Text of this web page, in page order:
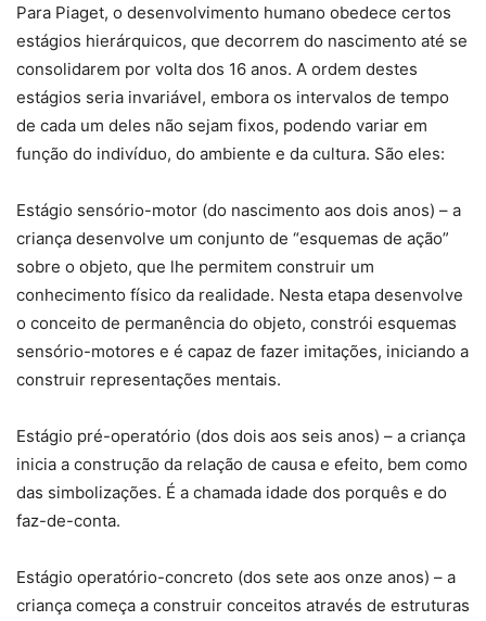
Para Piaget, o desenvolvimento humano obedece certos
estágios hierárquicos, que decorrem do nascimento até se
consolidarem por volta dos 16 anos. A ordem destes
estágios seria invariável, embora os intervalos de tempo
de cada um deles não sejam fixos, podendo variar em
função do indivíduo, do ambiente e da cultura. São eles:
Estágio sensório-motor (do nascimento aos dois anos) – a
criança desenvolve um conjunto de “esquemas de ação”
sobre o objeto, que lhe permitem construir um
conhecimento físico da realidade. Nesta etapa desenvolve
o conceito de permanência do objeto, constrói esquemas
sensório-motores e é capaz de fazer imitações, iniciando a
construir representações mentais.
Estágio pré-operatório (dos dois aos seis anos) – a criança
inicia a construção da relação de causa e efeito, bem como
das simbolizações. É a chamada idade dos porquês e do
faz-de-conta.
Estágio operatório-concreto (dos sete aos onze anos) – a
criança começa a construir conceitos através de estruturas